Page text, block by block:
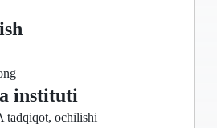
instituti
ochilishi